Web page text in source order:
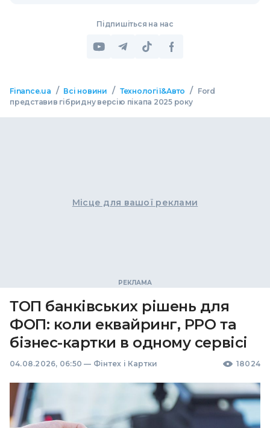
Підпишіться на нас
Finance.ua / Всі новини / Технології&Авто /
Ford
представив гібридну версію пікапа 2025 року
Місце для вашої реклами
ТОП банківських рішень для
ФОП: коли еквайринг, РРО та
бізнес-картки в одному сервісі
04.08.2026, 06:50 — Фінтех і Картки 18024